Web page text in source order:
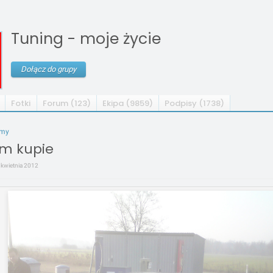
Tuning - moje życie
Dołącz do grupy
Fotki Forum (123) Ekipa (9859) Podpisy (1738)
kupie
kwietnia 2012